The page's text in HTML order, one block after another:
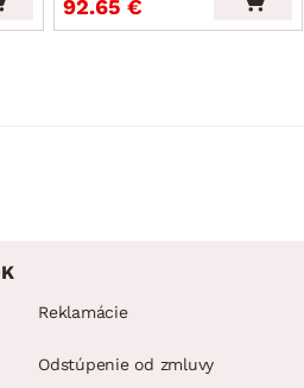
92.65 €
Reklamácie
Odstúpenie od zmluvy